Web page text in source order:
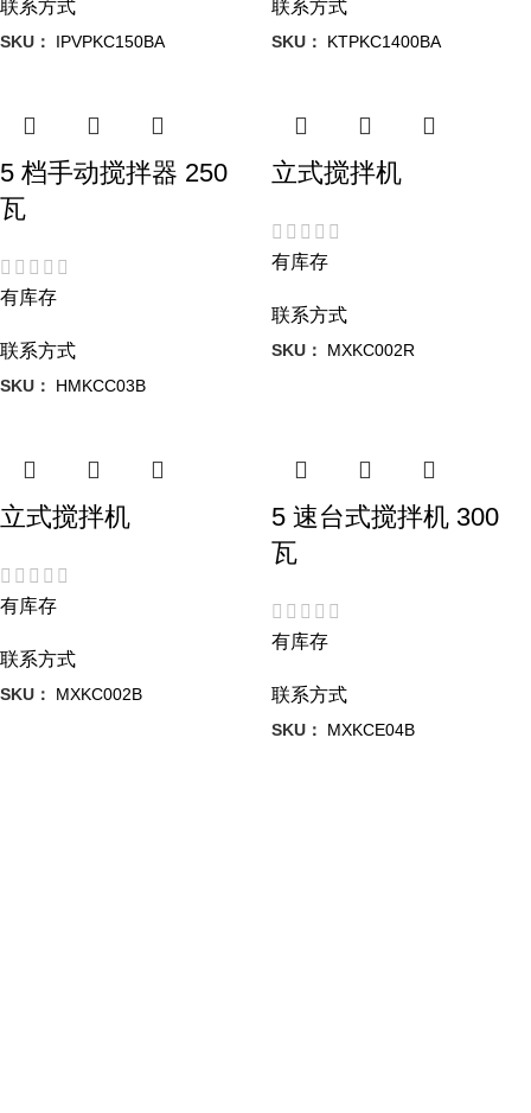
联系方式
SKU： IPVPKC150BA
联系方式
SKU： KTPKC1400BA
5 档手动搅拌器 250
瓦
有库存
联系方式
SKU： HMKCC03B
立式搅拌机
有库存
联系方式
SKU： MXKC002R
立式搅拌机
有库存
联系方式
SKU： MXKC002B
5 速台式搅拌机 300
瓦
有库存
联系方式
SKU： MXKCE04B